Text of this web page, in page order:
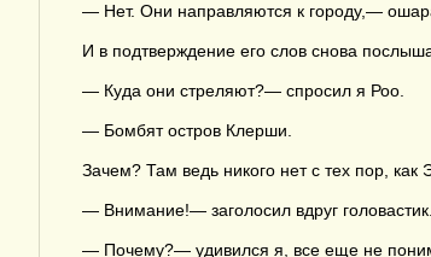
— Нет. Они направляются к городу,—
И в подтверждение его слов снова
— Куда они стреляют?— спросил я Роо.
— Бомбят остров Клерши.
Зачем? Там ведь никого нет с тех пор,
— Внимание!— заголосил вдруг
— Почему?— удивился я, все еще не